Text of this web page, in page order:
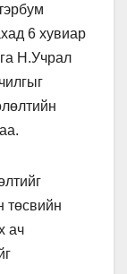
6 хувиар
Н.Учрал
төсвийн
ач